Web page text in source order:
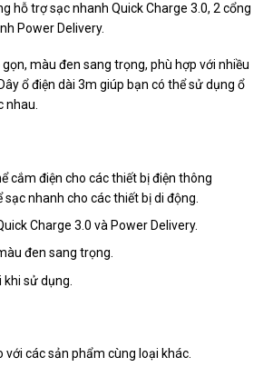
hỗ trợ sạc nhanh Quick Charge 3.0, 2 cổng
Power Delivery.
màu đen sang trọng, phù hợp với nhiều
ổ điện dài 3m giúp bạn có thể sử dụng ổ
nhau.
cắm điện cho các thiết bị điện thông
nhanh cho các thiết bị di động.
Charge 3.0 và Power Delivery.
đen sang trọng.
khi sử dụng.
với các sản phẩm cùng loại khác.